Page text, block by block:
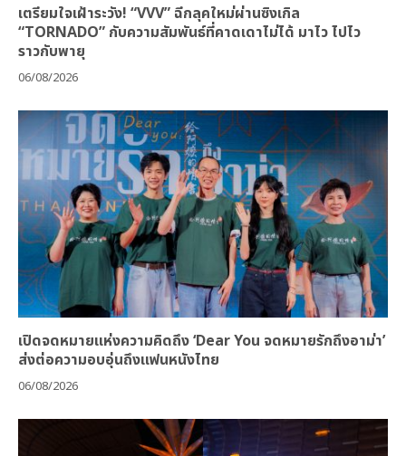
เตรียมใจเฝ้าระวัง! “VVV” ฉีกลุคใหม่ผ่านซิงเกิล
“TORNADO” กับความสัมพันธ์ที่คาดเดาไม่ได้ มาไว ไปไว
ราวกับพายุ
06/08/2026
เปิดจดหมายแห่งความคิดถึง ‘Dear You จดหมายรักถึงอาม่า’
ส่งต่อความอบอุ่นถึงแฟนหนังไทย
06/08/2026